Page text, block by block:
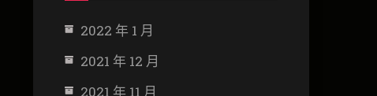
2022 年 1 月
2021 年 12 月
2021 年 11 月